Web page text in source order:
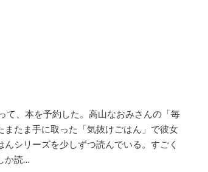
て、本を予約した。高山なおみさんの「毎
またま手に取った「気抜けごはん」で彼女
シリーズを少しずつ読んでいる。すごく
か読…